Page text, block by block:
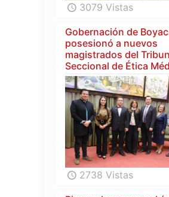
3079 Vistas
Gobernación de
posesionó a nuevos
magistrados del
Seccional de Ética
2738 Vistas